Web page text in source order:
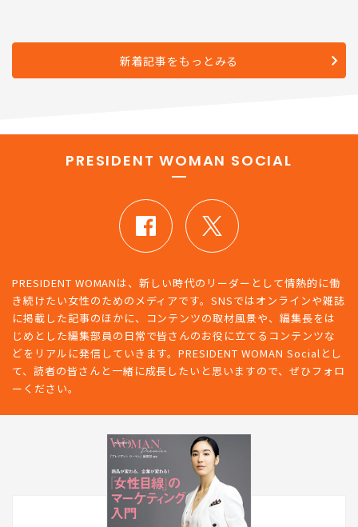
新着記事をもっとみる
PRESIDENT WOMAN SOCIAL
PRESIDENT WOMANは、新しい時代のリーダーとして情熱的に働
き続けたい女性のためのメディアです。SNSではオンラインや雑誌
に掲載した記事のほかに、コンテンツの取材風景や、編集長をは
じめとした編集部員の日常で皆さんのお役に立てるコンテンツな
どをリアルに発信していきます。PRESIDENT WOMAN Socialとし
て、読者の皆さんと一緒に成長したいと思いますので、ぜひフォロ
ーください。